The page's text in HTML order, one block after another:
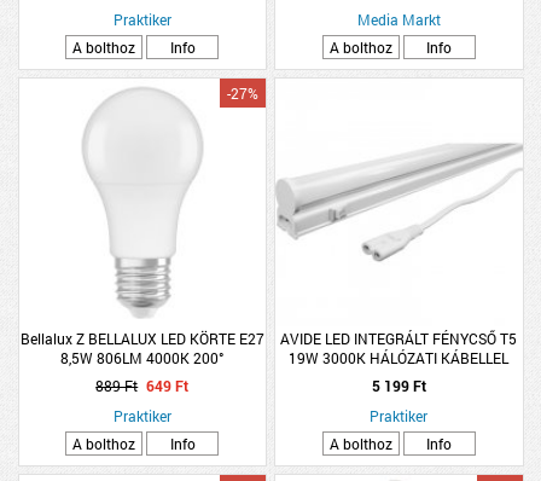
Praktiker
A bolthoz
Info
Media Markt
A bolthoz
Info
Bellalux Z BELLALUX LED KÖRTE E27
8,5W 806LM 4000K 200°
-27%
889 Ft 649 Ft
Praktiker
A bolthoz
Info
AVIDE LED INTEGRÁLT FÉNYCSŐ T5
19W 3000K HÁLÓZATI KÁBELLEL
1200MM WW
5 199 Ft
Praktiker
A bolthoz
Info